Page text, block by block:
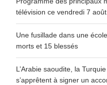
télévision ce vendredi 7 août
Une fusillade dans une
morts et 15 blessés
L’Arabie saoudite, la
s’apprêtent à signer un